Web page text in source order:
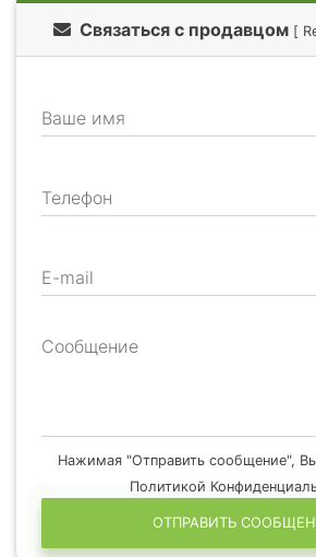
Связаться с продавцом [
Ваше имя
Телефон
E-mail
Сообщение
Нажимая "Отправить сообщение",
Политикой
ОТПРАВИТЬ